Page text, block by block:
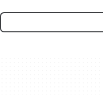
Freizeit und Beruf